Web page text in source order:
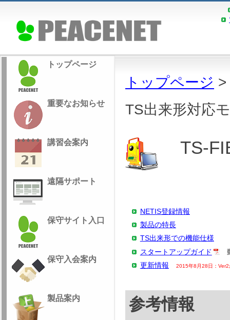
トップページ >
TS出来形対応
TS-
NETIS登録情報
製品の特長
TS出来形での機能仕様
スタートアップガイド
更新情報
2015年8月28日：
参考情報
トップページ
重要なお知らせ
講習会案内
遠隔サポート
保守サイト入口
保守入会案内
製品案内